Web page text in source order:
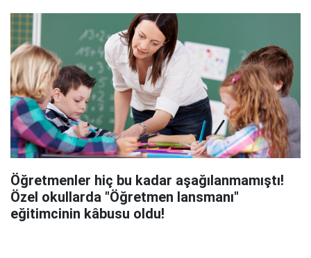
Öğretmenler hiç bu kadar aşağılanmamıştı!
Özel okullarda "Öğretmen lansmanı"
eğitimcinin kâbusu oldu!